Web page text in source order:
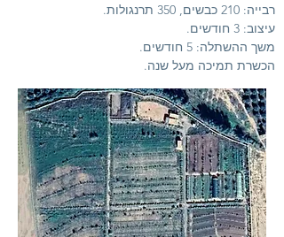
רבייה: 210 כבשים, 350 תרנגולות.
עיצוב: 3 חודשים.
משך ההשתלה: 5 חודשים.
הכשרת תמיכה מעל שנה.